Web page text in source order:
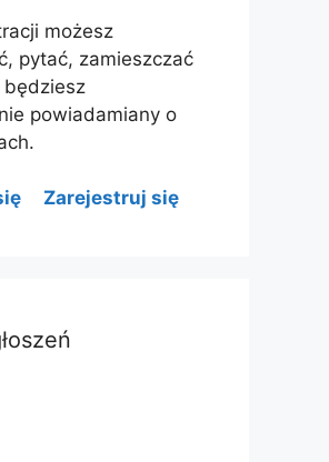
możesz
pytać, zamieszczać
będziesz
powiadamiany o
Zarejestruj się